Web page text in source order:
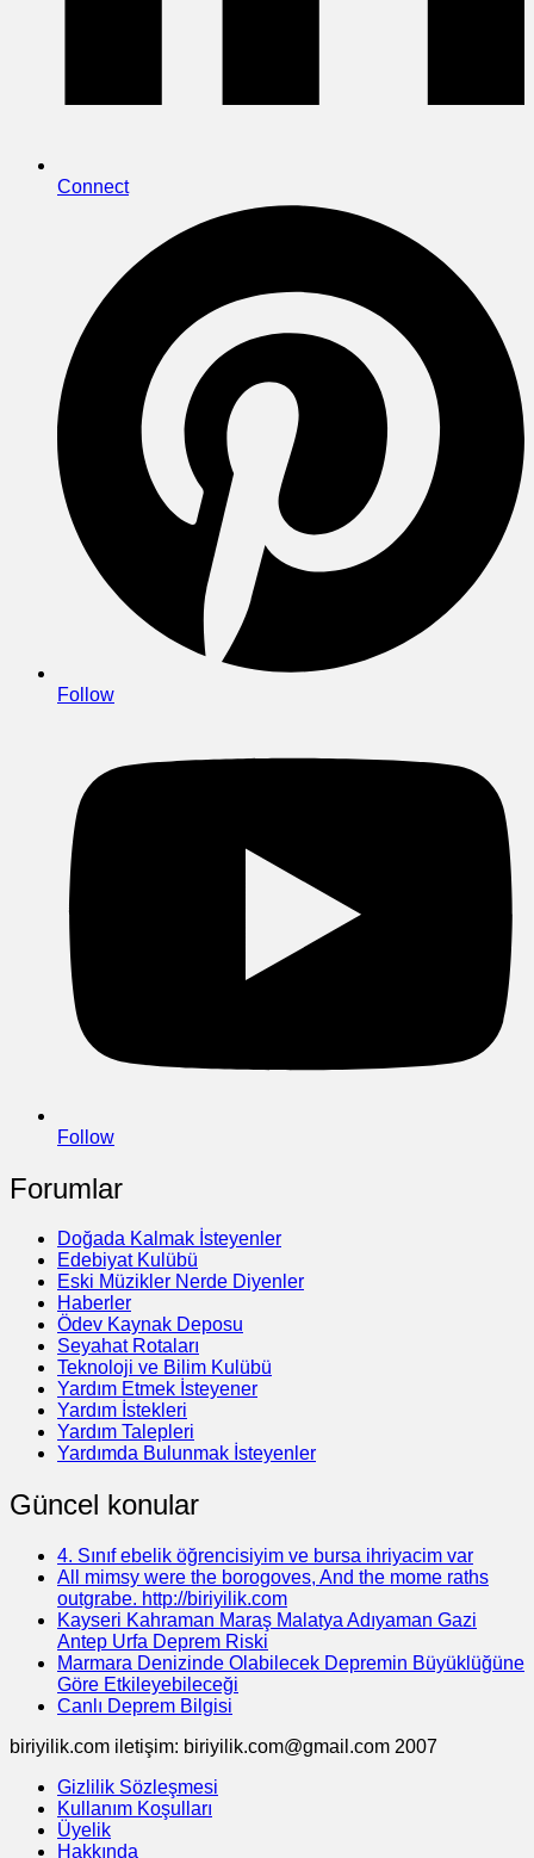
Connect
Follow
Follow
Forumlar
Doğada Kalmak İsteyenler
Edebiyat Kulübü
Eski Müzikler Nerde Diyenler
Haberler
Ödev Kaynak Deposu
Seyahat Rotaları
Teknoloji ve Bilim Kulübü
Yardım Etmek İsteyener
Yardım İstekleri
Yardım Talepleri
Yardımda Bulunmak İsteyenler
Güncel konular
4. Sınıf ebelik öğrencisiyim ve bursa ihriyacim var
All mimsy were the borogoves, And the mome raths
outgrabe. http://biriyilik.com
Kayseri Kahraman Maraş Malatya Adıyaman Gazi
Antep Urfa Deprem Riski
Marmara Denizinde Olabilecek Depremin Büyüklüğüne
Göre Etkileyebileceği
Canlı Deprem Bilgisi
biriyilik.com iletişim: biriyilik.com@gmail.com 2007
Gizlilik Sözleşmesi
Kullanım Koşulları
Üyelik
Hakkında